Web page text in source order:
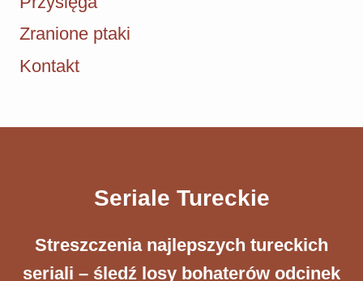
Zranione ptaki
Kontakt
Seriale Tureckie
Streszczenia ​najlepszych tureckich
seriali – śledź losy bohaterów odcinek